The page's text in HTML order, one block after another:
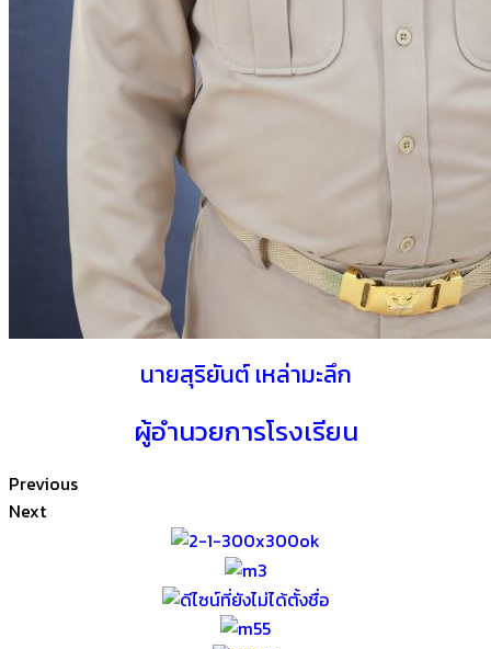
นายสุริยันต์ เหล่ามะลึก
ผู้อำนวยการโรงเรียน
Previous
Next